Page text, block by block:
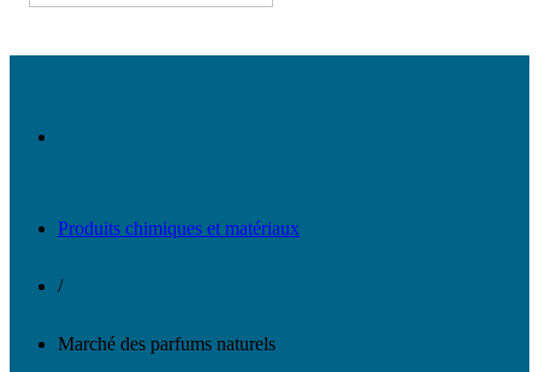
Produits chimiques et matériaux
/
Marché des parfums naturels